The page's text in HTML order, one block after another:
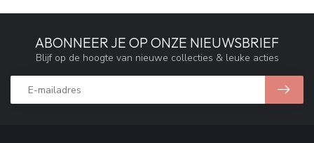
ABONNEER JE OP ONZE NIEUWSBRIEF
Blijf op de hoogte van nieuwe collecties & leuke acties